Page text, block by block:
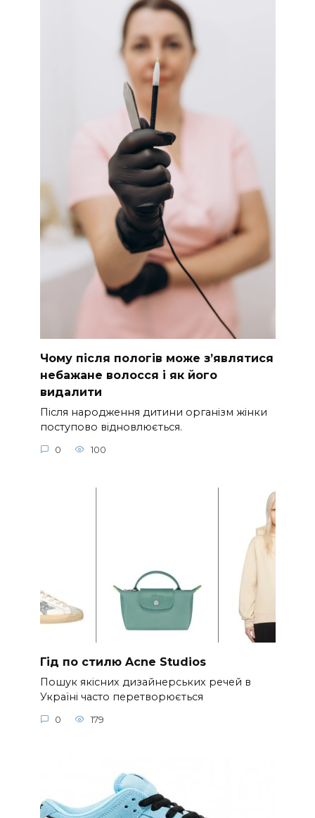
Чому після пологів може з’являтися
небажане волосся і як його
видалити
Після народження дитини організм жінки
поступово відновлюється.
0 100
Гід по стилю Acne Studios
Пошук якісних дизайнерських речей в
Україні часто перетворюється
0 179